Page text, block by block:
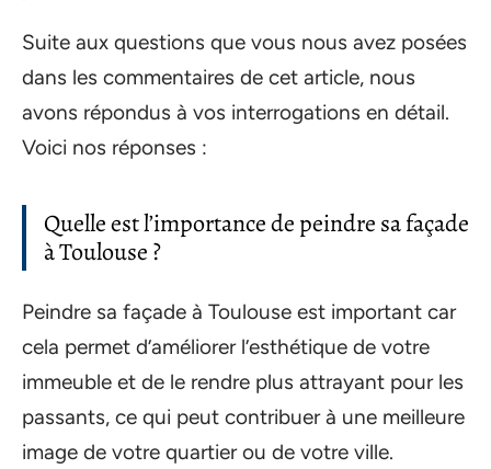
Suite aux questions que vous nous avez posées
dans les commentaires de cet article, nous
avons répondus à vos interrogations en détail.
Voici nos réponses :
Quelle est l’importance de peindre sa façade
à Toulouse ?
Peindre sa façade à Toulouse est important car
cela permet d’améliorer l’esthétique de votre
immeuble et de le rendre plus attrayant pour les
passants, ce qui peut contribuer à une meilleure
image de votre quartier ou de votre ville.